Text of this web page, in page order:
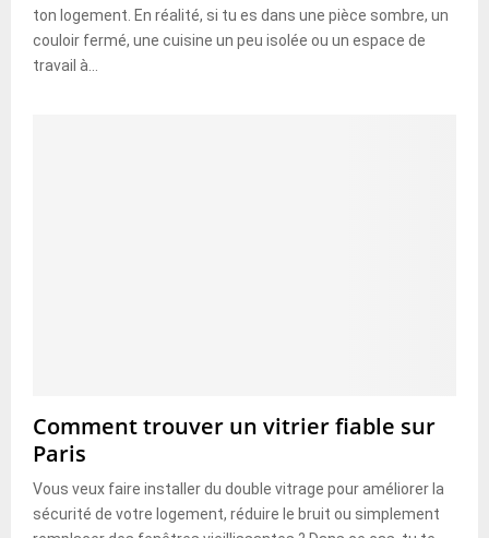
ton logement. En réalité, si tu es dans une pièce sombre, un
couloir fermé, une cuisine un peu isolée ou un espace de
travail à...
Comment trouver un vitrier fiable sur
Paris
Vous veux faire installer du double vitrage pour améliorer la
sécurité de votre logement, réduire le bruit ou simplement